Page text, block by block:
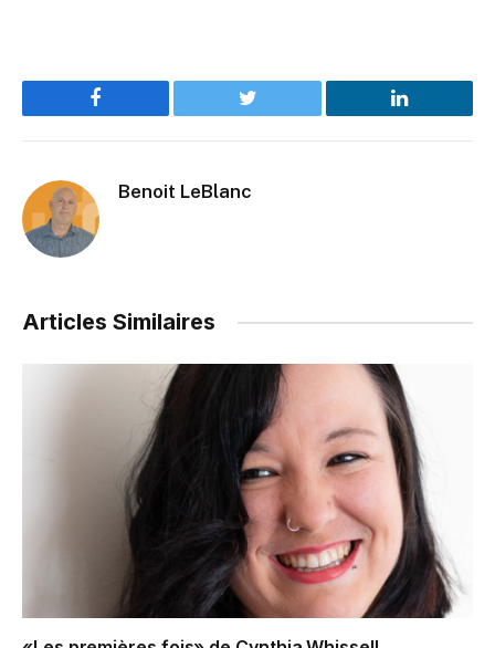
Facebook Twitter LinkedIn
Benoit LeBlanc
Articles Similaires